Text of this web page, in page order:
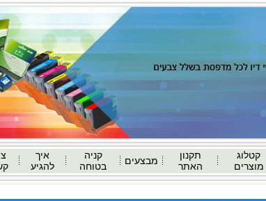
איך
להגיע
קניה
בטוחה
מבצעים
תקנון
האתר
קטלוג
מוצרים